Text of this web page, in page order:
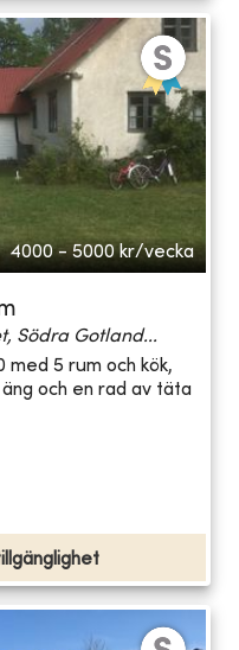
4000 - 5000 kr/vecka
Södra Gotland...
med 5 rum och kök,
och en rad av täta